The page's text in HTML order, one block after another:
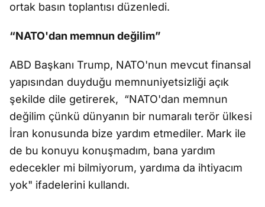
ortak basın toplantısı düzenledi.
“NATO'dan memnun değilim”
ABD Başkanı Trump, NATO'nun mevcut finansal
yapısından duyduğu memnuniyetsizliği açık
şekilde dile getirerek, “NATO'dan memnun
değilim çünkü dünyanın bir numaralı terör ülkesi
İran konusunda bize yardım etmediler. Mark ile
de bu konuyu konuşmadım, bana yardım
edecekler mi bilmiyorum, yardıma da ihtiyacım
yok" ifadelerini kullandı.